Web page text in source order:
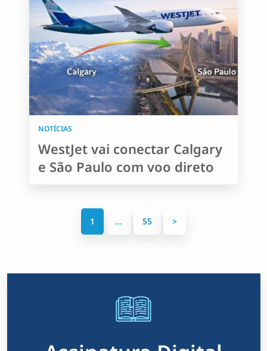
NOTÍCIAS
WestJet vai conectar Calgary
e São Paulo com voo direto
1 … 55 >